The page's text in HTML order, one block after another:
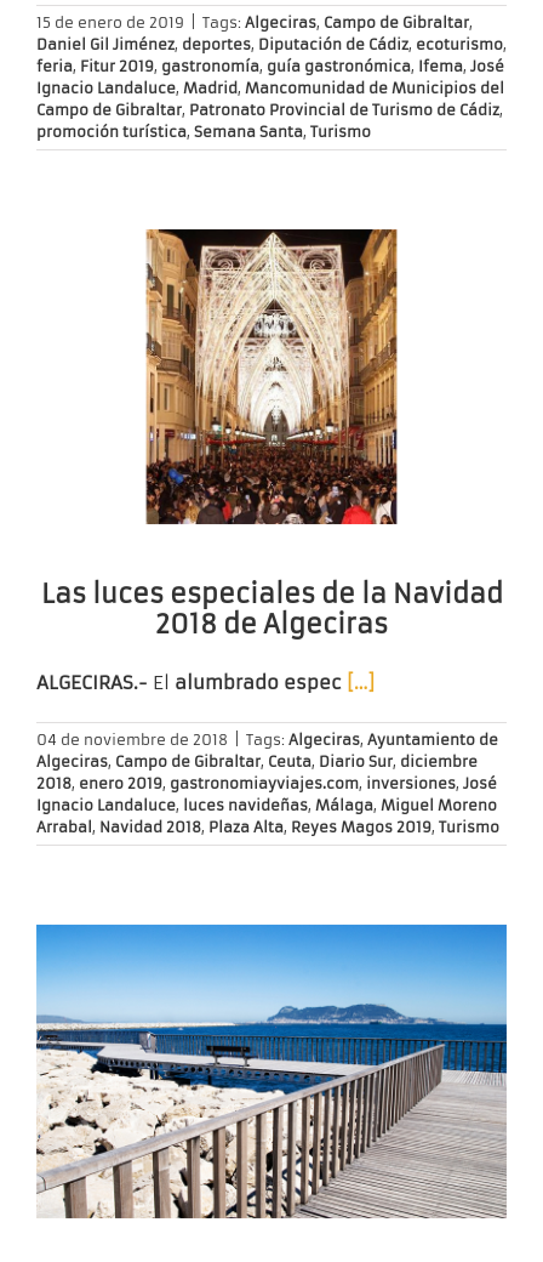
15 de enero de 2019 Tags: Algeciras, Campo de Gibraltar,
Daniel Gil Jiménez, deportes, Diputación de Cádiz, ecoturismo,
feria, Fitur 2019, gastronomía, guía gastronómica, Ifema, José
Ignacio Landaluce, Madrid, Mancomunidad de Municipios del
Campo de Gibraltar, Patronato Provincial de Turismo de Cádiz,
promoción turística, Semana Santa, Turismo
Las luces especiales de la Navidad
2018 de Algeciras
ALGECIRAS.- El alumbrado espec […]
04 de noviembre de 2018 Tags: Algeciras, Ayuntamiento de
Algeciras, Campo de Gibraltar, Ceuta, Diario Sur, diciembre
2018, enero 2019, gastronomiayviajes.com, inversiones, José
Ignacio Landaluce, luces navideñas, Málaga, Miguel Moreno
Arrabal, Navidad 2018, Plaza Alta, Reyes Magos 2019, Turismo